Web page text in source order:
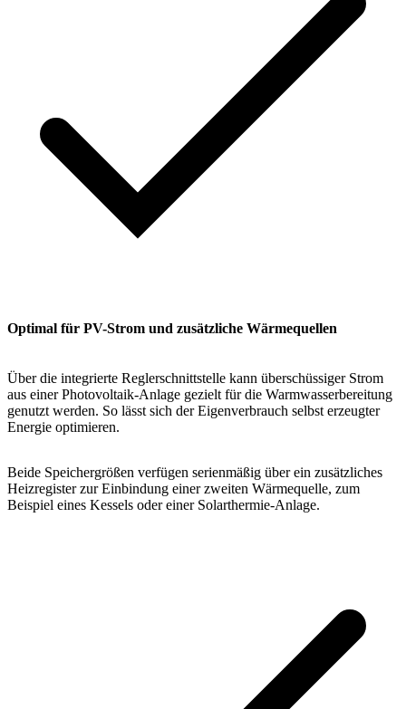
Optimal für PV-Strom und zusätzliche Wärmequellen
Über die integrierte Reglerschnittstelle kann überschüssiger Strom
aus einer Photovoltaik-Anlage gezielt für die Warmwasserbereitung
genutzt werden. So lässt sich der Eigenverbrauch selbst erzeugter
Energie optimieren.
Beide Speichergrößen verfügen serienmäßig über ein zusätzliches
Heizregister zur Einbindung einer zweiten Wärmequelle, zum
Beispiel eines Kessels oder einer Solarthermie-Anlage.